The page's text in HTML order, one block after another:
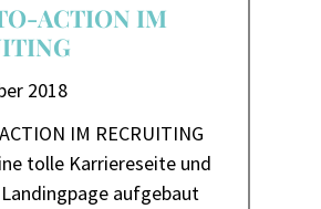
2018
ACTION IM
IM RECRUITING
tolle Karriereseite und
aufgebaut